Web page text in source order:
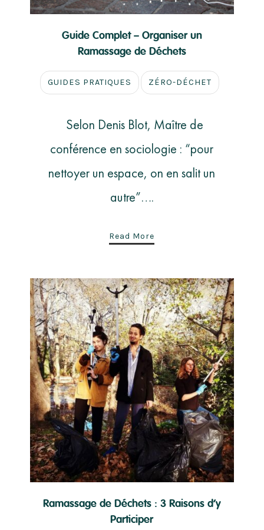
Guide Complet – Organiser un
Ramassage de Déchets
GUIDES PRATIQUES ZÉRO-DÉCHET
Selon Denis Blot, Maître de
conférence en sociologie : “pour
nettoyer un espace, on en salit un
autre”….
Read More
Ramassage de Déchets : 3 Raisons d’y
Participer